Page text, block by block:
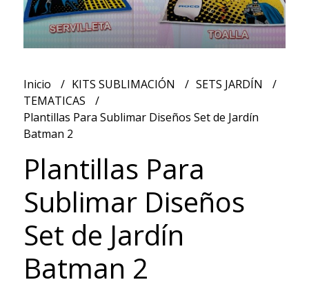
Inicio KITS SUBLIMACIÓN
SETS JARDÍN
TEMATICAS
Plantillas Para Sublimar Diseños Set de Jardín
Batman 2
Plantillas Para
Sublimar Diseños
Set de Jardín
Batman 2